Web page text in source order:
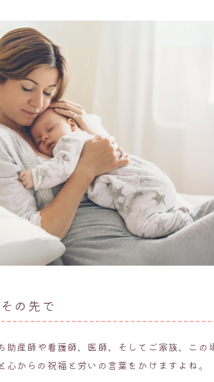
の先で
助産師や看護師、医師、そしてご家族、この
心からの祝福と労いの言葉をかけますよね。